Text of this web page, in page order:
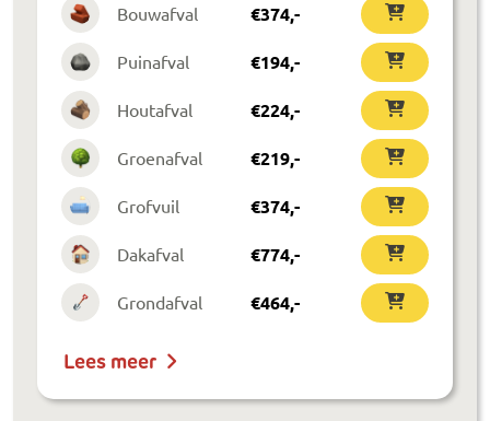
Bouwafval €374,-
Puinafval €194,-
Houtafval €224,-
Groenafval €219,-
Grofvuil €374,-
Dakafval €774,-
Grondafval €464,-
Lees meer